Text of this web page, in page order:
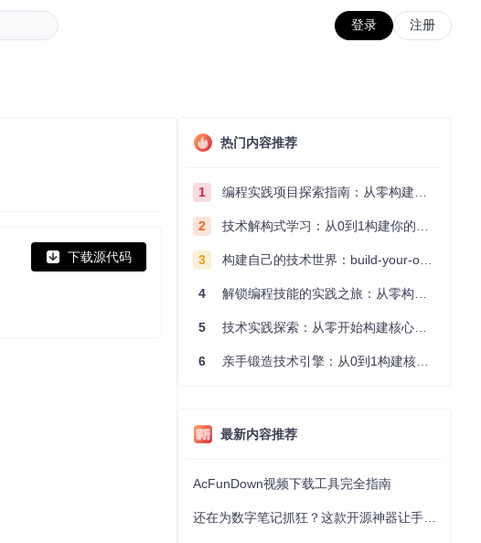
登录 注册
下载源代码
热门内容推荐
1 编程实践项目探索指南：从零构建技术能力体系
2 技术解构式学习：从0到1构建你的编程知识体系
3 构建自己的技术世界：build-your-own-x项目的实践探索指南
4 解锁编程技能的实践之旅：从零构建你的技术世界
5 技术实践探索：从零开始构建核心系统的实践指南
6 亲手锻造技术引擎：从0到1构建核心系统的实践指南
最新内容推荐
AcFunDown视频下载工具完全指南